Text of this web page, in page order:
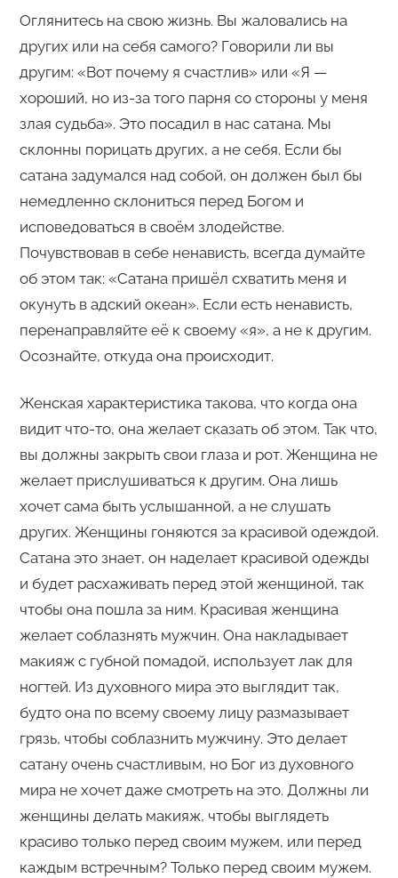
Оглянитесь на свою жизнь. Вы жаловались на
других или на себя самого? Говорили ли вы
другим: «Вот почему я счастлив» или «Я —
хороший, но из-за того парня со стороны у меня
злая судьба». Это посадил в нас сатана. Мы
склонны порицать других, а не себя. Если бы
сатана задумался над собой, он должен был бы
немедленно склониться перед Богом и
исповедоваться в своём злодействе.
Почувствовав в себе ненависть, всегда думайте
об этом так: «Сатана пришёл схватить меня и
окунуть в адский океан». Если есть ненависть,
перенаправляйте её к своему «я», а не к другим.
Осознайте, откуда она происходит.
Женская характеристика такова, что когда она
видит что-то, она желает сказать об этом. Так что,
вы должны закрыть свои глаза и рот. Женщина не
желает прислушиваться к другим. Она лишь
хочет сама быть услышанной, а не слушать
других. Женщины гоняются за красивой одеждой.
Сатана это знает, он наделает красивой одежды
и будет расхаживать перед этой женщиной, так
чтобы она пошла за ним. Красивая женщина
желает соблазнять мужчин. Она накладывает
макияж с губной помадой, использует лак для
ногтей. Из духовного мира это выглядит так,
будто она по всему своему лицу размазывает
грязь, чтобы соблазнить мужчину. Это делает
сатану очень счастливым, но Бог из духовного
мира не хочет даже смотреть на это. Должны ли
женщины делать макияж, чтобы выглядеть
красиво только перед своим мужем, или перед
каждым встречным? Только перед своим мужем.